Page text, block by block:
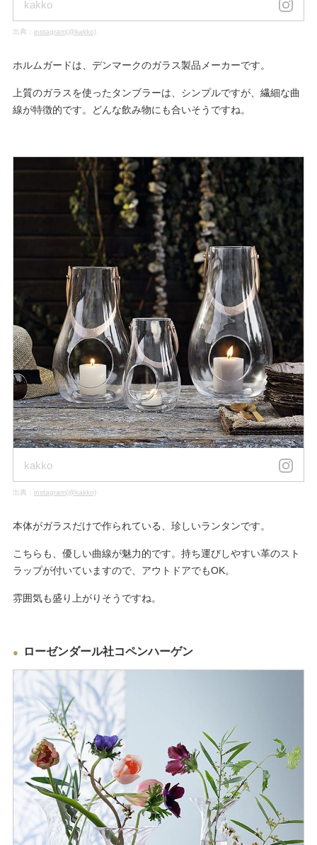
kakko
出典： instagram(@kakko)
ホルムガードは、デンマークのガラス製品メーカーです。
上質のガラスを使ったタンブラーは、シンプルですが、繊細な曲
線が特徴的です。どんな飲み物にも合いそうですね。
kakko
出典： instagram(@kakko)
本体がガラスだけで作られている、珍しいランタンです。
こちらも、優しい曲線が魅力的です。持ち運びしやすい革のスト
ラップが付いていますので、アウトドアでもOK。
雰囲気も盛り上がりそうですね。
ローゼンダール社コペンハーゲン